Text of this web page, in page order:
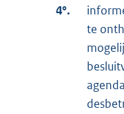
4°.
te